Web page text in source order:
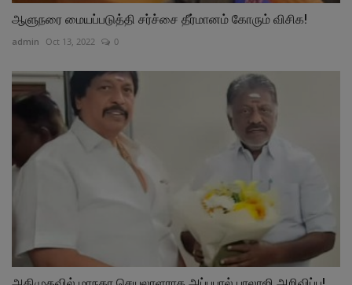
ஆளுநரை மையப்படுத்தி சர்ச்சை தீர்மானம் கோரும் விசிக!
admin Oct 13, 2022 0